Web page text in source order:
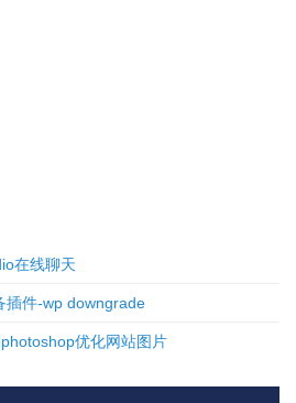
在线聊天
插件-wp downgrade
优化网站图片